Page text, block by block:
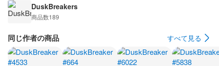
DuskBreakers
商品数189
同じ作者の商品 すべて見る